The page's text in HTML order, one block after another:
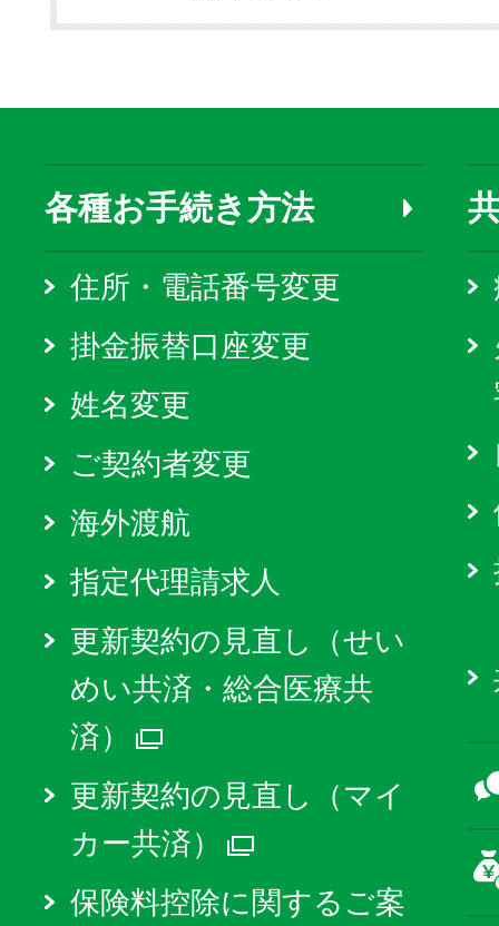
各種お手続き方法
住所・電話番号変更
掛金振替口座変更
姓名変更
ご契約者変更
海外渡航
指定代理請求人
更新契約の見直し（せい
めい共済・総合医療共
済）
更新契約の見直し（マイ
カー共済）
別ウィンドウで
保険料控除に関するご案